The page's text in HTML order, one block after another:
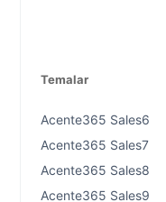
Temalar
Acente365 Sales6
Acente365 Sales7
Acente365 Sales8
Acente365 Sales9